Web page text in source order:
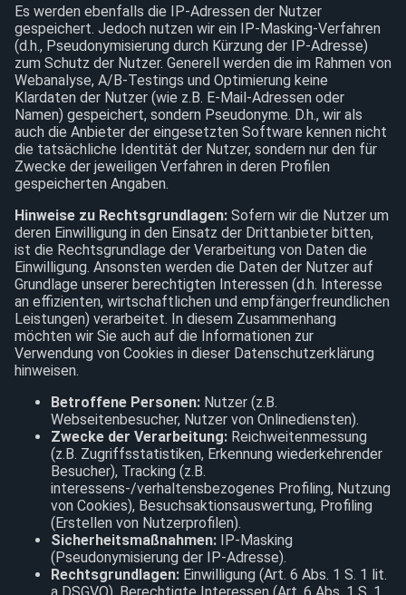
Es werden ebenfalls die IP-Adressen der Nutzer
gespeichert. Jedoch nutzen wir ein IP-Masking-Verfahren
(d.h., Pseudonymisierung durch Kürzung der IP-Adresse)
zum Schutz der Nutzer. Generell werden die im Rahmen von
Webanalyse, A/B-Testings und Optimierung keine
Klardaten der Nutzer (wie z.B. E-Mail-Adressen oder
Namen) gespeichert, sondern Pseudonyme. D.h., wir als
auch die Anbieter der eingesetzten Software kennen nicht
die tatsächliche Identität der Nutzer, sondern nur den für
Zwecke der jeweiligen Verfahren in deren Profilen
gespeicherten Angaben.
Hinweise zu Rechtsgrundlagen: Sofern wir die Nutzer um
deren Einwilligung in den Einsatz der Drittanbieter bitten,
ist die Rechtsgrundlage der Verarbeitung von Daten die
Einwilligung. Ansonsten werden die Daten der Nutzer auf
Grundlage unserer berechtigten Interessen (d.h. Interesse
an effizienten, wirtschaftlichen und empfängerfreundlichen
Leistungen) verarbeitet. In diesem Zusammenhang
möchten wir Sie auch auf die Informationen zur
Verwendung von Cookies in dieser Datenschutzerklärung
hinweisen.
Betroffene Personen: Nutzer (z.B.
Webseitenbesucher, Nutzer von Onlinediensten).
Zwecke der Verarbeitung: Reichweitenmessung
(z.B. Zugriffsstatistiken, Erkennung wiederkehrender
Besucher), Tracking (z.B.
interessens-/verhaltensbezogenes Profiling, Nutzung
von Cookies), Besuchsaktionsauswertung, Profiling
(Erstellen von Nutzerprofilen).
Sicherheitsmaßnahmen: IP-Masking
(Pseudonymisierung der IP-Adresse).
Rechtsgrundlagen: Einwilligung (Art. 6 Abs. 1 S. 1 lit.